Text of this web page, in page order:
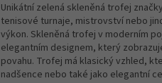
Unikátní zelená skleněná trofej
tenisové turnaje, mistrovství nebo
výkon. Skleněná trofej v moderním
elegantním designem, který
povahu. Trofej má klasický vzhled,
nadšence nebo také jako elegantní